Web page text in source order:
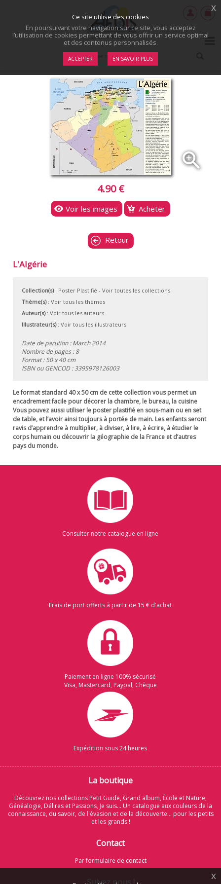
x
zoom_in
4.90 €
Voir les images Acheter
Retour
L'Algérie
Collection(s): Poster Plastifié - Voir toutes les collections
Thème(s): Voir tous les thèmes
Auteur(s): Voir tous les auteurs
Illustrateur(s): Voir tous les illustrateurs
Date de parution : March 2014
Nombre de pages : 8
Format : 50 x 40 cm
ISBN ou GENCOD :3395978126003
Le format standard 40 x 50 cm de cette collection vous permet un
encadrement facile pour décorer la chambre, le bureau, la cuisine
Vous pouvez aussi utiliser le poster plastifié en sous-main ou en set
de table, et l’avoir ainsi toujours à portée de main. Les enfants seront
ravis d’apprendre à multiplier, à diviser, à lire, à écrire, à étudier le
corps humain ou découvrir la géographie de la France et d’autres
pays du monde.
Consulter notre catalogue en ligne
Frais de port offerts à partir de 15 € d'achat
Paiement en ligne 100% sécurisé
Visa, Mastercard, Paypal, Chèque
Expédition sous 24 heures
La boutique
Découvrez nos collections Petit Guide, Grand album, École et Nature,
Généalogie, Délires et Passions, Je suis... Un catalogue aux couleurs de la
connaissance, du savoir, de l'évasion et de la découverte... pour les petits
et les grands !
Contact
Par formulaire de contact
Ce site utilise des cookies
En poursuivant votre navigation sur ce site, vous acceptez
l’utilisation de cookies permettant de vous offrir un service optimal
et des contenus personnalisés.
ACCEPTER EN SAVOIR PLUS
x